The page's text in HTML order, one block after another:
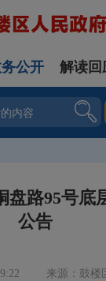
公开 解读回
盘路95号底
公告
来源：鼓楼